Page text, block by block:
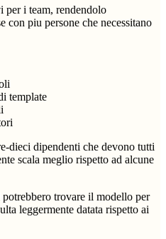
i team, rendendolo
con piu persone che necessitano
template
dieci dipendenti che devono tutti
scala meglio rispetto ad alcune
trovare il modello per
leggermente datata rispetto ai